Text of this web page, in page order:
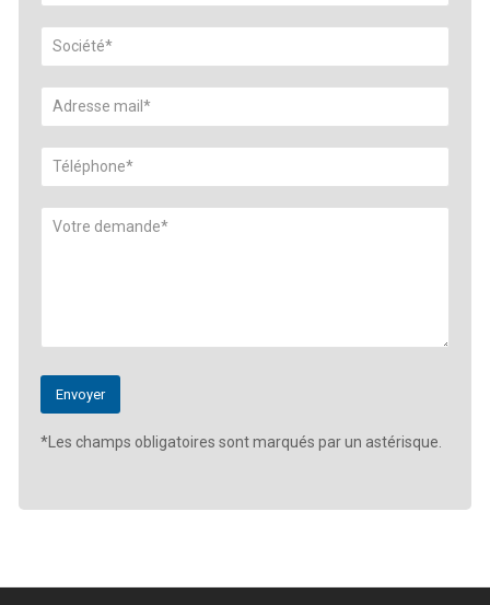
*Les champs obligatoires sont marqués par un astérisque.